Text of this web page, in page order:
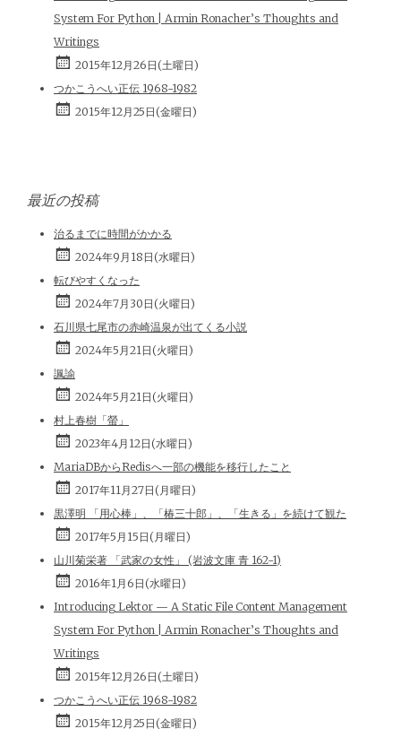
System For Python | Armin Ronacher’s Thoughts and
Writings
2015年12月26日(土曜日)
つかこうへい正伝 1968-1982
2015年12月25日(金曜日)
最近の投稿
治るまでに時間がかかる
2024年9月18日(水曜日)
転びやすくなった
2024年7月30日(火曜日)
石川県七尾市の赤崎温泉が出てくる小説
2024年5月21日(火曜日)
諷諭
2024年5月21日(火曜日)
村上春樹「螢」
2023年4月12日(水曜日)
MariaDBからRedisへ一部の機能を移行したこと
2017年11月27日(月曜日)
黒澤明 「用心棒」、「椿三十郎」、「生きる」を続けて観た
2017年5月15日(月曜日)
山川菊栄著 「武家の女性」 (岩波文庫 青 162-1)
2016年1月6日(水曜日)
Introducing Lektor — A Static File Content Management
System For Python | Armin Ronacher’s Thoughts and
Writings
2015年12月26日(土曜日)
つかこうへい正伝 1968-1982
2015年12月25日(金曜日)